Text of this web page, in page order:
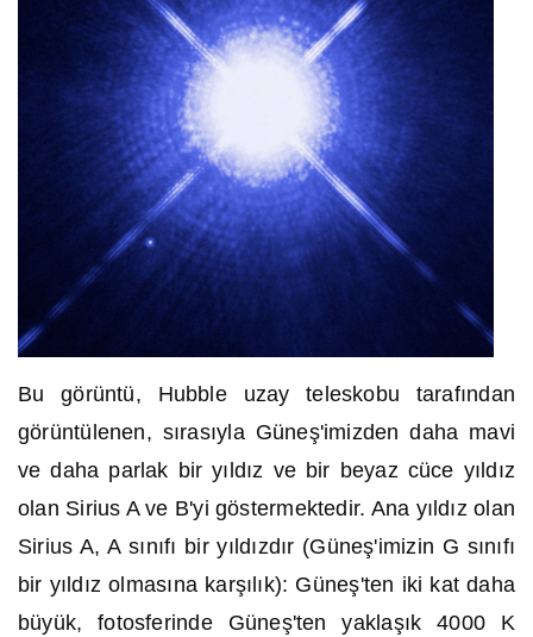
Bu görüntü, Hubble uzay teleskobu tarafından
görüntülenen, sırasıyla Güneş'imizden daha mavi
ve daha parlak bir yıldız ve bir beyaz cüce yıldız
olan Sirius A ve B'yi göstermektedir. Ana yıldız olan
Sirius A, A sınıfı bir yıldızdır (Güneş'imizin G sınıfı
bir yıldız olmasına karşılık): Güneş'ten iki kat daha
büyük, fotosferinde Güneş'ten yaklaşık 4000 K